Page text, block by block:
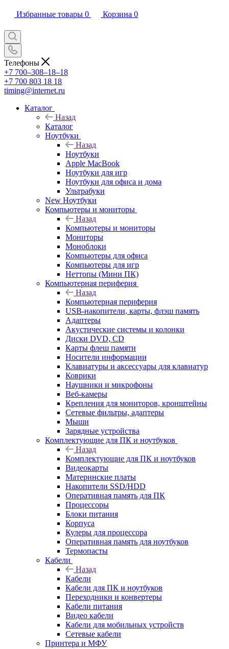
Избранные товары 0 Корзина 0
Телефоны
+7 700‒308‒18‒18
+7 700 803 18 18
timing@internet.ru
Каталог
Назад
Каталог
Ноутбуки
Назад
Ноутбуки
Apple MacBook
Ноутбуки для игр
Ноутбуки для офиса и дома
Ультрабуки
New Ноутбуки
Компьютеры и мониторы
Назад
Компьютеры и мониторы
Мониторы
Моноблоки
Компьютеры для офиса
Компьютеры для игр
Неттопы (Мини ПК)
Компьютерная периферия
Назад
Компьютерная периферия
USB-накопители, карты, флэш память
Адаптеры
Акустические системы и колонки
Диски DVD, CD
Карты флеш памяти
Носители информации
Клавиатуры и аксессуары для клавиатур
Коврики
Наушники и микрофоны
Веб-камеры
Крепления для мониторов, кронштейны
Сетевые фильтры, адаптеры
Мыши
Зарядные устройства
Комплектующие для ПК и ноутбуков
Назад
Комплектующие для ПК и ноутбуков
Видеокарты
Материнские платы
Накопители SSD/HDD
Оперативная память для ПК
Процессоры
Блоки питания
Корпуса
Кулеры для процессора
Оперативная память для ноутбуков
Термопасты
Кабели
Назад
Кабели
Кабели для ПК и ноутбуков
Переходники и конвертеры
Кабели питания
Видео кабели
Кабели для мобильных устройств
Сетевые кабели
Принтера и МФУ